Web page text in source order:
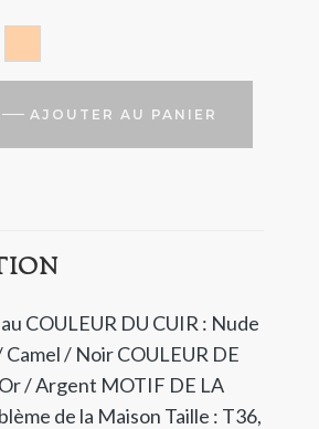
GREEN
NUDE
AJOUTER AU PANIER
COULEUR DU CUIR : Nude
/ Noir COULEUR DE
/ Argent MOTIF DE LA
de la Maison Taille : T36,